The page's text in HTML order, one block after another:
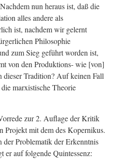
nun heraus ist, daß die
alles andere als
ist, nachdem wir gelernt
Philosophie
zum Sieg geführt worden ist,
von den Produktions- wie [von]
dieser Tradition? Auf keinen Fall
marxistische Theorie
zur 2. Auflage der Kritik
Projekt mit dem des Kopernikus.
Problematik der Erkenntnis
auf folgende Quintessenz: